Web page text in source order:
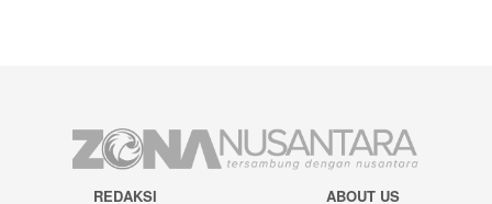
REDAKSI ABOUT US